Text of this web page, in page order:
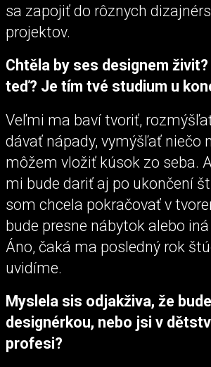
sa zapojiť do rôznych
projektov.
Chtěla by ses designem
teď? Je tím tvé studium u
Veľmi ma baví tvoriť,
dávať nápady, vymýšľať niečo
môžem vložiť kúsok zo seba.
mi bude dariť aj po ukončení
som chcela pokračovať v
bude presne nábytok alebo
Áno, čaká ma posledný rok
uvidíme.
Myslela sis odjakživa, že
designérkou, nebo jsi v
profesi?